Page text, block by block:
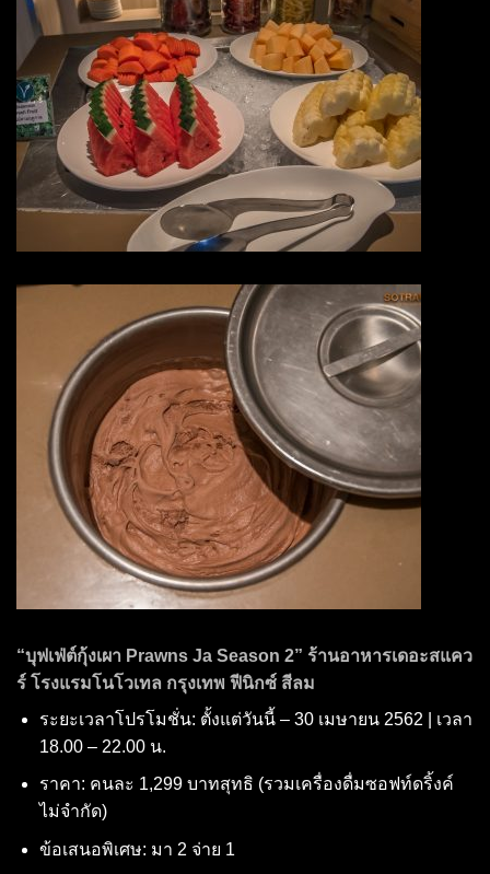
“บุฟเฟ่ต์กุ้งเผา Prawns Ja Season 2” ร้านอาหารเดอะสแคว
ร์ โรงแรมโนโวเทล กรุงเทพ ฟีนิกซ์ สีลม
ระยะเวลาโปรโมชั่น: ตั้งแต่วันนี้ – 30 เมษายน 2562 | เวลา
18.00 – 22.00 น.
ราคา: คนละ 1,299 บาทสุทธิ (รวมเครื่องดื่มซอฟท์ดริ้งค์
ไม่จำกัด)
ข้อเสนอพิเศษ: มา 2 จ่าย 1